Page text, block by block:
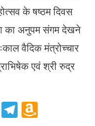
के षष्ठम दिवस
का अनुपम संगम देखने
वैदिक मंत्रोच्चार
एवं श्री रुद्र
LinkedIn
Telegram